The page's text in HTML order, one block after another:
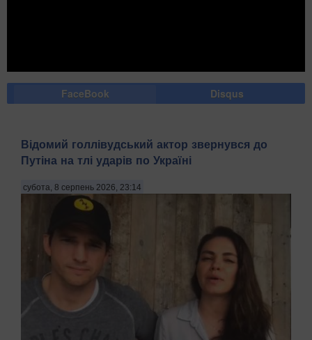
FaceBook Disqus
Відомий голлівудський актор звернувся до
Путіна на тлі ударів по Україні
субота, 8 серпень 2026, 23:14